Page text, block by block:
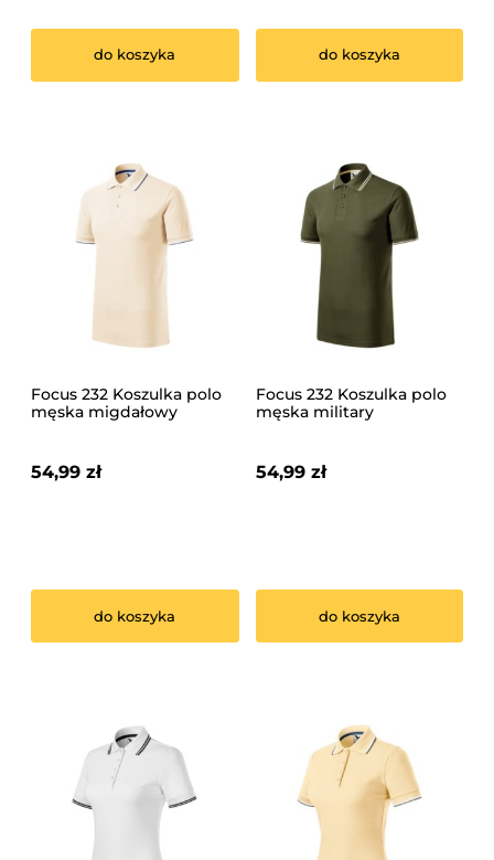
do koszyka do koszyka
Focus 232 Koszulka polo
męska migdałowy
54,99 zł
do koszyka
Focus 232 Koszulka polo
męska military
54,99 zł
do koszyka